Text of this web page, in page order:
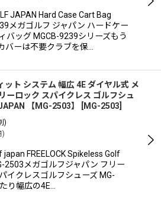
JAPAN Hard Case Cart Bag
メガゴルフ ジャパン ハードケー
バッグ MGCB-9239シリーズもう
バーは不要クラブを保…
ット システム 幅広 4E ダイヤル式 メ
ーロック スパイクレス ゴルフシュ
【MG-2503】
MG-2503
)
)
japan FREELOCK Spikeless Golf
2503メガゴルフジャパン フリー
イクレスゴルフシューズ MG-
り幅広の4E…